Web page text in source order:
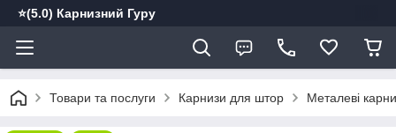
⭐️(5.0) Карнизний Гуру
Товари та послуги Карнизи для штор Металеві